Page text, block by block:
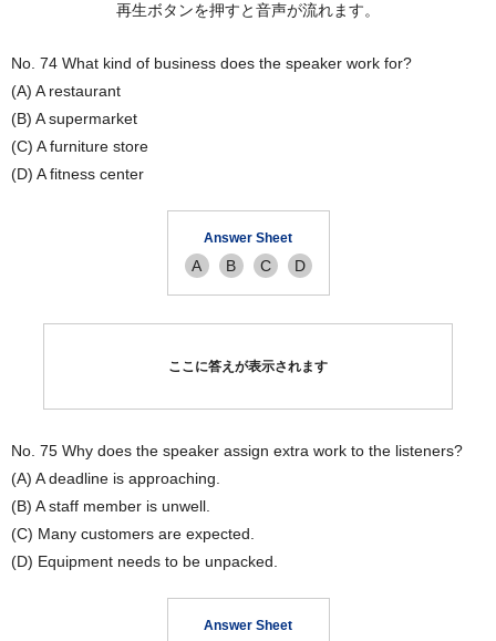
No. 74 What kind of business does the speaker work for?
(A) A restaurant
(B) A supermarket
(C) A furniture store
(D) A fitness center
再生ボタンを押すと音声が流れます。
Answer Sheet
A B C D
ここに答えが表示されます
No. 75 Why does the speaker assign extra work to the listeners?
(A) A deadline is approaching.
(B) A staff member is unwell.
(C) Many customers are expected.
(D) Equipment needs to be unpacked.
Answer Sheet